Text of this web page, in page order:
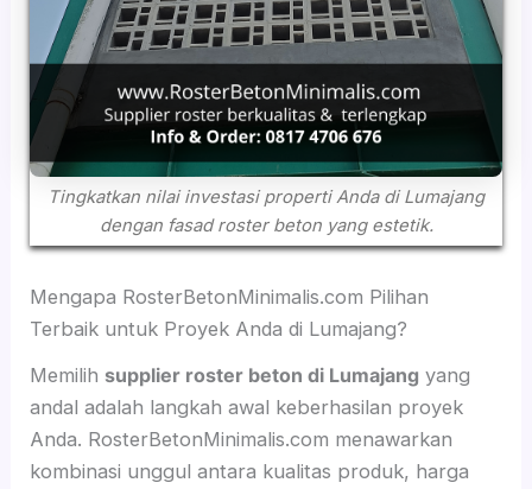
Tingkatkan nilai investasi properti Anda di Lumajang
dengan fasad roster beton yang estetik.
Mengapa RosterBetonMinimalis.com Pilihan
Terbaik untuk Proyek Anda di Lumajang?
Memilih supplier roster beton di Lumajang yang
andal adalah langkah awal keberhasilan proyek
Anda. RosterBetonMinimalis.com menawarkan
kombinasi unggul antara kualitas produk, harga